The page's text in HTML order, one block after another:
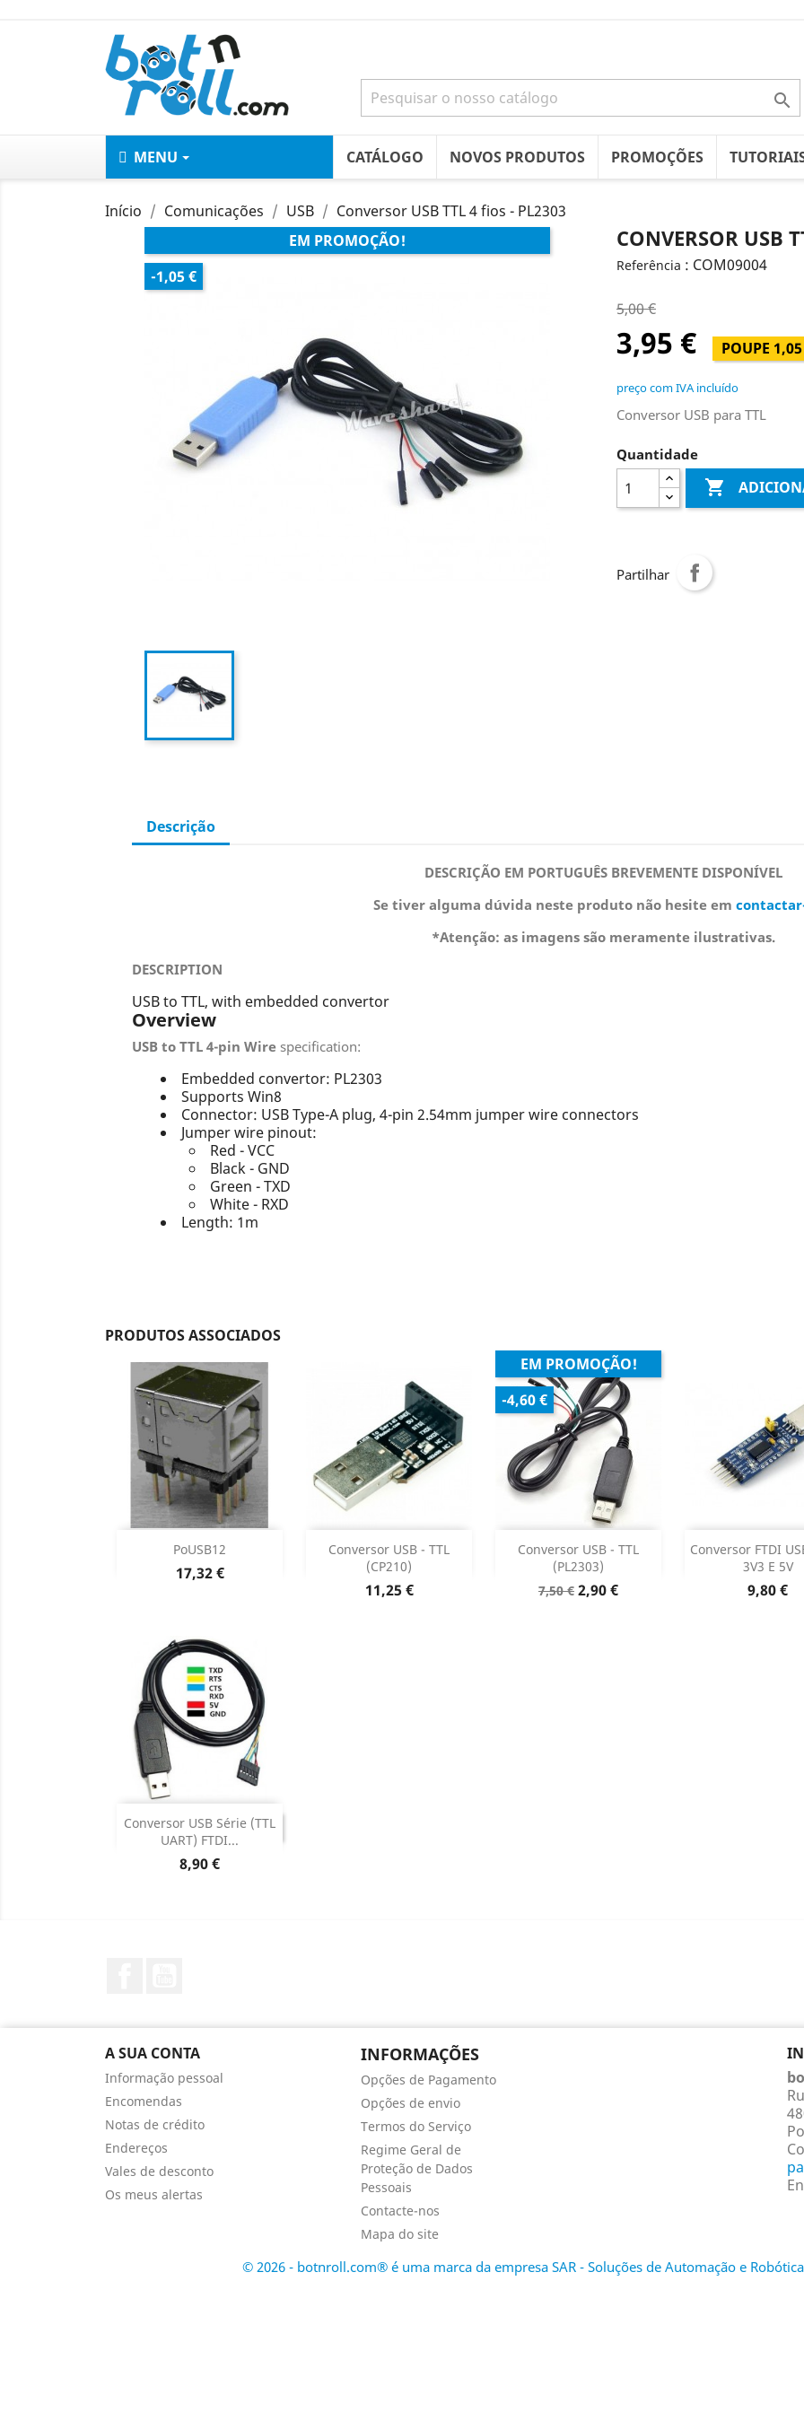

MENU CATÁLOGO NOVOS PRODUTOS PROMOÇÕES
Início Comunicações USB
Conversor USB TTL 4 fios - PL2303
EM PROMOÇÃO!
-1,05 €
CONVERSOR USB
Referência : COM09004
5,00 €
3,95 € POUPE
preço com IVA incluído
Conversor USB para TTL
Quantidade

Partilhar
Descrição
DESCRIÇÃO EM PORTUGUÊS BREVEMENTE DISPONÍVEL
Se tiver alguma dúvida neste produto não hesite em
*Atenção: as imagens são meramente ilustrativas.
DESCRIPTION
USB to TTL, with embedded convertor
Overview
USB to TTL 4-pin Wire specification:
Embedded convertor: PL2303
Supports Win8
Connector: USB Type-A plug, 4-pin 2.54mm jumper wire connectors
Jumper wire pinout:
Red - VCC
Black - GND
Green - TXD
White - RXD
Length: 1m
PRODUTOS ASSOCIADOS
PoUSB12
Preço
17,32 €
Adicionar
Dados do produto
Conversor USB - TTL
(CP210)
Preço
11,25 €
Adicionar 
Dados do produto
Conversor USB - TTL
(PL2303)
Preço
7,50 € Preço
2,90 €
EM PROMOÇÃO!
-4,60 €
Adicionar 
Dados do produto
Conversor FTDI
3V3 E 5V
Preço
9,80 €
Adicionar
Dados do
Conversor USB Série (TTL
UART) FTDI...
Preço
8,90 €
DESCONTINUADO
DESCONTINUADO
A SUA CONTA
Informação pessoal
Encomendas
Notas de crédito
Endereços
Vales de desconto
Os meus alertas
INFORMAÇÕES
Opções de Pagamento
Opções de envio
Termos do Serviço
Regime Geral de
Proteção de Dados
Pessoais
Contacte-nos
Mapa do site
© 2026 - botnroll.com® é uma marca da empresa SAR - Soluções de Automação e